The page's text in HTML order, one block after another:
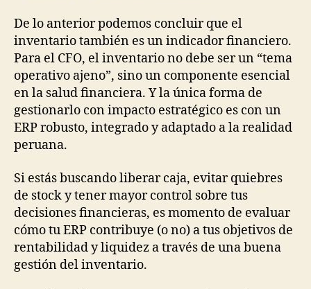
De lo anterior podemos concluir que el
inventario también es un indicador financiero.
Para el CFO, el inventario no debe ser un “tema
operativo ajeno”, sino un componente esencial
en la salud financiera. Y la única forma de
gestionarlo con impacto estratégico es con un
ERP robusto, integrado y adaptado a la realidad
peruana.
Si estás buscando liberar caja, evitar quiebres
de stock y tener mayor control sobre tus
decisiones financieras, es momento de evaluar
cómo tu ERP contribuye (o no) a tus objetivos de
rentabilidad y liquidez a través de una buena
gestión del inventario.